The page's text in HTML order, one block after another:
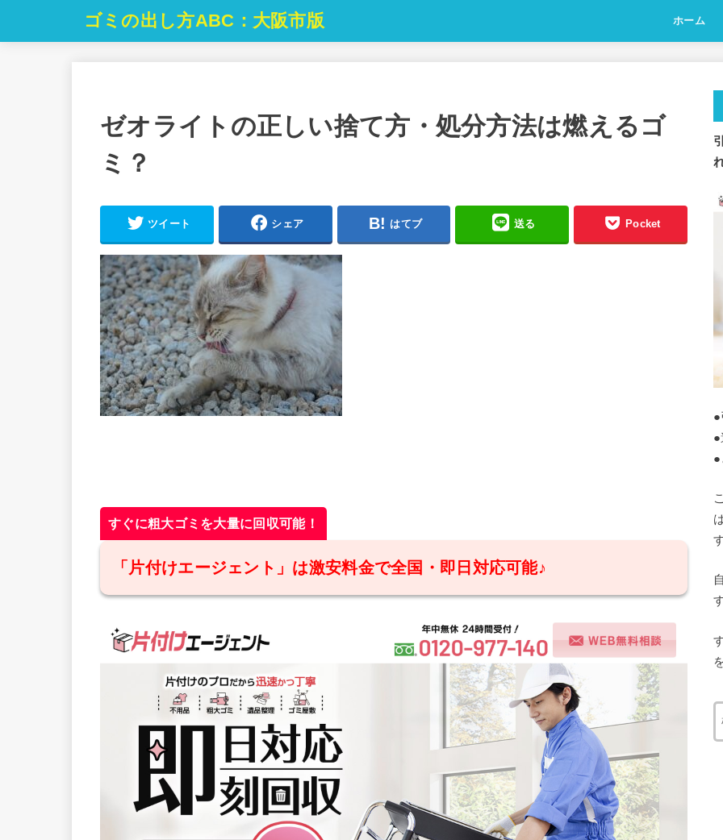
ゴミの出し方ABC：大阪市版 ホーム
ゼオライトの正しい捨て方・処分方法は燃えるゴ
ミ？
ツイート シェア はてブ 送る Pocket
すぐに粗大ゴミを大量に回収可能！
「片付けエージェント」は激安料金で全国・即日対応可能♪
●
●
●